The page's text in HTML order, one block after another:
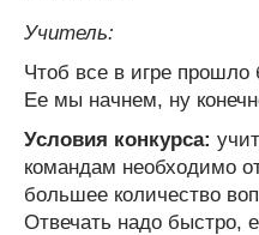
Учитель:
Чтоб все в игре прошло
Ее мы начнем, ну
Условия конкурса:
командам необходимо
большее количество
Отвечать надо быстро,